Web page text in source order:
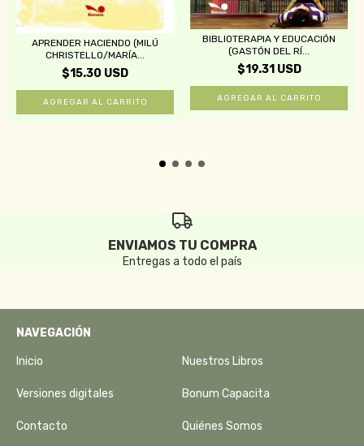
APRENDER HACIENDO (MILÚ
CHRISTELLO/MARÍA...
$15.30 USD
BIBLIOTERAPIA Y EDUCACIÓN
(GASTÓN DEL RÍ...
$19.31 USD
ENVIAMOS TU COMPRA
Entregas a todo el país
NAVEGACIÓN
Inicio Nuestros Libros
Versiones digitales Bonum Capacita
Contacto Quiénes Somos